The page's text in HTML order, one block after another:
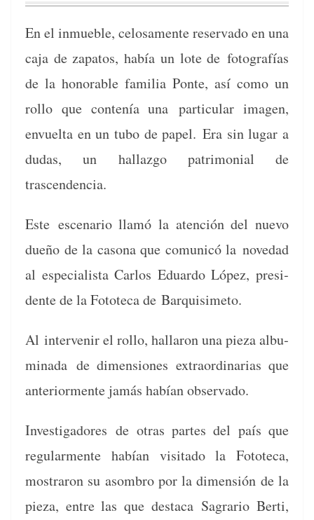
En el inmue­ble, celosa­mente reser­va­do en una
caja de zap­atos, había un lote de fotografías
de la hon­or­able famil­ia Ponte, así como un
rol­lo que con­tenía unapar­tic­u­lar ima­gen,
envuelta en un tubo de papel. Era sin lugar a
dudas, un hal­laz­go pat­ri­mo­ni­al de
trascendencia.
Este esce­nario llamó la aten­ción del nue­vo
dueño de la casona que comu­nicó la novedad
al espe­cial­ista Car­los Eduar­do López, pres­i­
dente de la Fotote­ca de Bar­quisime­to.
Al inter­venir el rol­lo, hal­laron una pieza albu­
mina­da de dimen­siones extra­or­di­nar­ias que
ante­ri­or­mente jamás habían observado.
Inves­ti­gadoresde otras partes del país que
reg­u­lar­mente habían vis­i­ta­do la Fotote­ca,
mostraron su asom­bro por la dimen­sión de la
pieza, entre las que desta­ca Sagrario Berti,